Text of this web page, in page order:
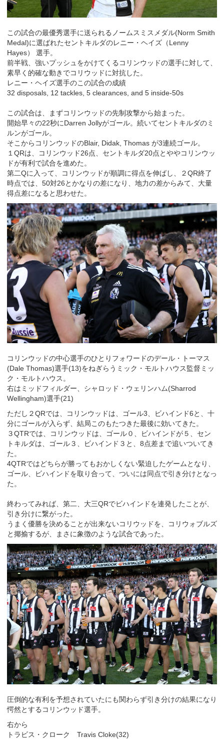
この試合の最優秀選手に送られるノームスミスメダル(Norm Smith
Medal)に選ばれたセントキルダのレニー・ヘイズ（Lenny
Hayes） 選手。
前半戦、強いプッシュをかけてくるコリンウッドの選手に対して、
素早く的確な動きでコリウッドに対抗した。
レニー・ヘイズ選手のこの試合の成績
32 disposals, 12 tackles, 5 clearances, and 5 inside-50s
この試合は、まずコリンウッドの先制攻撃から始まった。
開始早々の22秒にDarren Jollyがゴール。続いてセントキルダのミ
ルンがゴール。
そこからコリンウッドのBlair, Didak, Thomas が3連続ゴール。
１QRは、コリンウッド26点、セントキルダ20点とややコリンウッ
ドが有利で試合を進めた。
第二Qに入って、コリンウッドが順調に得点を伸ばし、２QR終了
時点では、50対26とかなりの差になり、地力の差からみて、大量
得点差になると思わせた。
コリンウッドの中心選手のひとりフォワードのデール・トーマス
(Dale Thomas)選手(13)をねぎらうミック・モルトハウス監督ミッ
ク・モルトハウス。
右はミッドフィルダー、シャロッド・ウェリンハム(Sharrod
Wellingham)選手(21)
ただし２QRでは、コリンウッドは、ゴール3、ビハインド6と、十
分にゴールが入らず、結局このもたつきた最後に効いてきた。
３QTRでは、コリンウッドは、ゴール０、ビハインドが５、セン
トキルダは、ゴール３、ビハインド３と、8点差まで追いついてき
た。
4QTRではどちらが勝ってもおかしくない緊迫したゲームとなり、
ゴール、ビハインドを取り合って、ついには同点で引き分けとなっ
た。
終わってみれば、第二、大三QRでビハインドを連発したことが、
引き分けに繋がった。
うまく優勝を決めることが出来ないコリウッドを、コリウォブルズ
と揶揄するが、まさに象徴のような試合であった。
圧倒的な有利を予想されていたにも関わらず引き分けの結果になり
愕然とするコリンウッド選手。
右から
トラビス・クローク Travis Cloke(32)